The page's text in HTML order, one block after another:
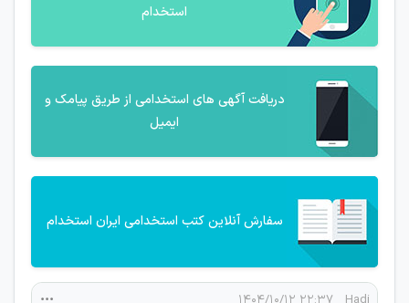
استخدام
دریافت آگهی های استخدامی از طریق پیامک و
ایمیل
سفارش آنلاین کتب استخدامی ایران استخدام